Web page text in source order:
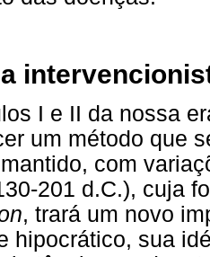
I e II da nossa
um método que
com
201 d.C.), cuja
, trará um novo
hipocrático, sua